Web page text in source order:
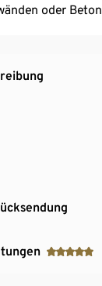
oder Beton